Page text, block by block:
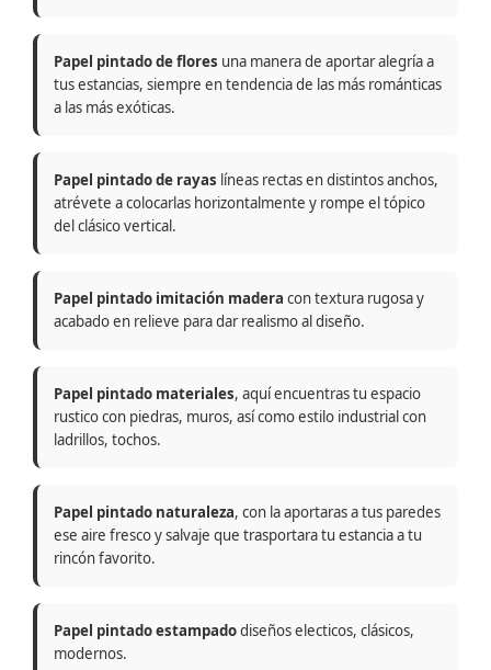
Papel pintado de flores una manera de aportar alegría a
tus estancias, siempre en tendencia de las más románticas
a las más exóticas.
Papel pintado de rayas líneas rectas en distintos anchos,
atrévete a colocarlas horizontalmente y rompe el tópico
del clásico vertical.
Papel pintado imitación madera con textura rugosa y
acabado en relieve para dar realismo al diseño.
Papel pintado materiales, aquí encuentras tu espacio
rustico con piedras, muros, así como estilo industrial con
ladrillos, tochos.
Papel pintado naturaleza, con la aportaras a tus paredes
ese aire fresco y salvaje que trasportara tu estancia a tu
rincón favorito.
Papel pintado estampadodiseños electicos, clásicos,
modernos.